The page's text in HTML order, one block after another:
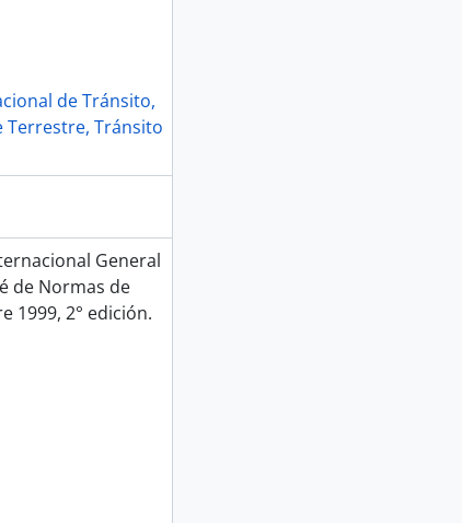
de Tránsito,
Terrestre, Tránsito
General
de Normas de
1999, 2° edición.